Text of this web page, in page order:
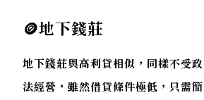
🪙地下錢莊
地下錢莊與高利貸相似，同樣不受
法經營，雖然借貸條件極低，只需